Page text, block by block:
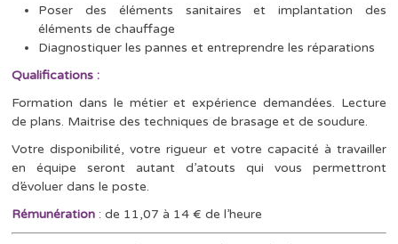
Poser des éléments sanitaires et implantation des
éléments de chauffage
Diagnostiquer les pannes et entreprendre les réparations
Qualifications :
Formation dans le métier et expérience demandées. Lecture
de plans. Maitrise des techniques de brasage et de soudure.
Votre disponibilité, votre rigueur et votre capacité à travailler
en équipe seront autant d’atouts qui vous permettront
d’évoluer dans le poste.
Rémunération : de 11,07 à 14 € de l’heure